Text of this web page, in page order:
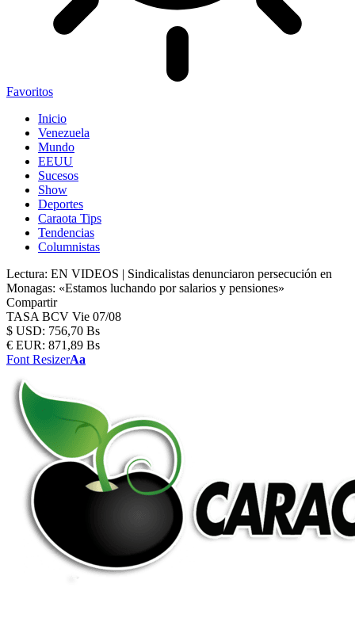
Favoritos
Inicio
Venezuela
Mundo
EEUU
Sucesos
Show
Deportes
Caraota Tips
Tendencias
Columnistas
Lectura: EN VIDEOS | Sindicalistas denunciaron persecución en
Monagas: «Estamos luchando por salarios y pensiones»
Compartir
TASA BCV Vie 07/08
$ USD: 756,70 Bs
€ EUR: 871,89 Bs
Font ResizerAa